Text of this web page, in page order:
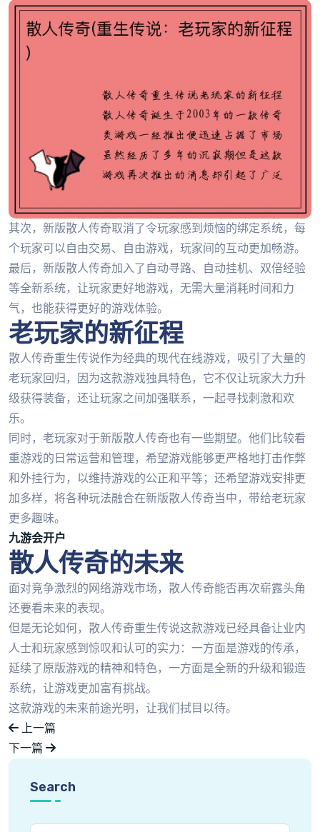
其次，新版散人传奇取消了令玩家感到烦恼的绑定系统，每
个玩家可以自由交易、自由游戏，玩家间的互动更加畅游。
最后，新版散人传奇加入了自动寻路、自动挂机、双倍经验
等全新系统，让玩家更好地游戏，无需大量消耗时间和力
气，也能获得更好的游戏体验。
老玩家的新征程
散人传奇重生传说作为经典的现代在线游戏，吸引了大量的
老玩家回归，因为这款游戏独具特色，它不仅让玩家大力升
级获得装备，还让玩家之间加强联系，一起寻找刺激和欢
乐。
同时，老玩家对于新版散人传奇也有一些期望。他们比较看
重游戏的日常运营和管理，希望游戏能够更严格地打击作弊
和外挂行为，以维持游戏的公正和平等；还希望游戏安排更
加多样，将各种玩法融合在新版散人传奇当中，带给老玩家
更多趣味。
九游会开户
散人传奇的未来
面对竞争激烈的网络游戏市场，散人传奇能否再次崭露头角
还要看未来的表现。
但是无论如何，散人传奇重生传说这款游戏已经具备让业内
人士和玩家感到惊叹和认可的实力：一方面是游戏的传承，
延续了原版游戏的精神和特色，一方面是全新的升级和锻造
系统，让游戏更加富有挑战。
这款游戏的未来前途光明，让我们拭目以待。
上一篇
下一篇
Search